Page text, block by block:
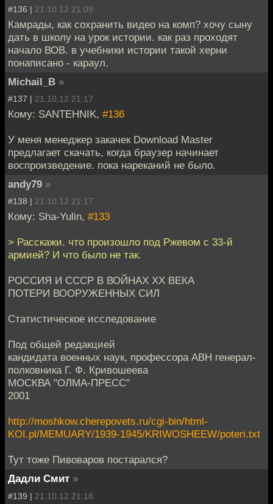
#136 | 21.10.12 21:09
Камрады, как сохранить видео на комп? хочу сыну
дать в школу на урок истории. как раз проходят
начало ВОВ. в учебники истории такой херни
понаписано - караул.
Michail_B »
#137 | 21.10.12 21:17
Кому: SANTEHNIK, #136
У меня менеджер закачек Download Master
предлагает скачать, когда браузер начинает
воспроизведение. пока нареканий не было.
andy79 »
#138 | 21.10.12 21:17
Кому: Sha-Yulin, #133
> Расскажи. что произошло под Ржевом с 33-й
армией? И что было не так.
РОССИЯ И СССР В ВОЙНАХ XX ВЕКА
ПОТЕРИ ВООРУЖЕННЫХ СИЛ
Статистическое исследование
Под общей редакцией
кандидата военных наук, профессора АВН генерал-
полковника Г. Ф. Кривошеева
МОСКВА "ОЛМА-ПРЕСС"
2001
http://moshkow.cherepovets.ru/cgi-bin/html-
KOI.pl/MEMUARY/1939-1945/KRIWOSHEEW/poteri.txt
Тут тоже Пивоваров постарался?
Дадли Смит »
#139 | 21.10.12 21:18